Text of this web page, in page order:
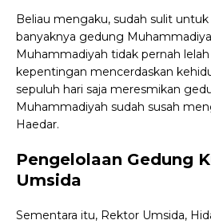
Beliau mengaku, sudah sulit
banyaknya gedung
Muhammadiyah tidak pernah
kepentingan mencerdaskan
sepuluh hari saja meresmikan
Muhammadiyah sudah susah
Haedar.
Pengelolaan Gedung
Umsida
Sementara itu, Rektor Umsida,